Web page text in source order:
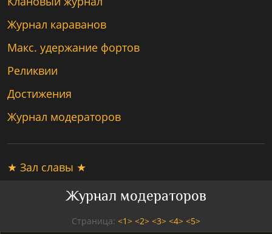
Журнал караванов
Макс. удержание фортов
Реликвии
Достижения
Журнал модераторов
★ Зал славы ★
Журнал модераторов
Страница: <1> <2> <3> <4> <5>